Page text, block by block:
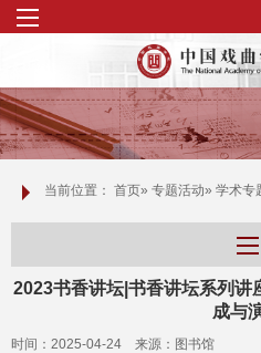
当前位置： 首页» 专题活动» 学术专
2023书香讲坛|书香讲坛系列讲
成与
时间：2025-04-24 来源：图书馆